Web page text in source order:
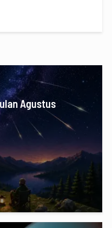
Agustus